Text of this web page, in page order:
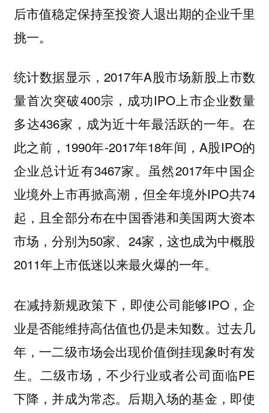
后市值稳定保持至投资人退出期的企业千里
挑一。
统计数据显示，2017年A股市场新股上市数
量首次突破400宗，成功IPO上市企业数量
多达436家 ，成为近十年最活跃的一年。在
此之前，1990年-2017年18年间，A股IPO的
企业总计近有3467家。虽然2017年中国企
业境外上市再掀高潮，但全年境外IPO共74
起， 且全部分布在中国香港和美国两大资本
市场，分别为50家、24家，这也成为中概股
2011年上市低迷以来最火爆的一年。
在减持新规政策下，即使公司能够IPO，企
业是否能维持高估值也仍是未知数。过去几
年，一二级市场会出现价值倒挂现象时有发
生。二级市场，不少行业或者公司面临PE
下降，并成为常态。后期入场的基金，即使